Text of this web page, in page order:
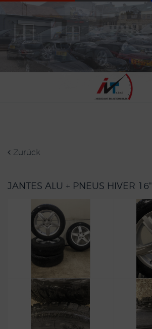
Zurück
JANTES ALU + PNEUS HIVER 16"
Cookie-Einstellungen